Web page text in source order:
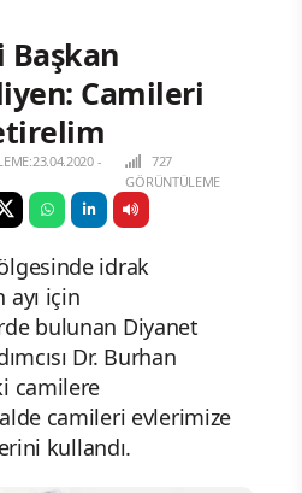
Camileri
-
727
GÖRÜNTÜLEME
idrak
ayı için
bulunan Diyanet
Dr. Burhan
camilere
camileri evlerimize
kullandı.